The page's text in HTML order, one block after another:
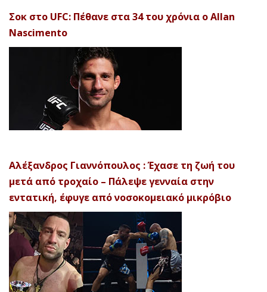
Σοκ στο UFC: Πέθανε στα 34 του χρόνια ο Allan
Nascimento
Αλέξανδρος Γιαννόπουλος : Έχασε τη ζωή του
μετά από τροχαίο – Πάλεψε γενναία στην
εντατική, έφυγε από νοσοκομειακό μικρόβιο